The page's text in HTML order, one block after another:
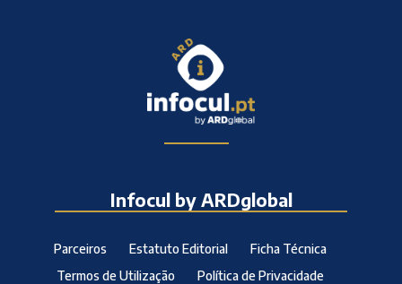
Infocul by ARDglobal
Parceiros Estatuto Editorial
Ficha Técnica
Termos de Utilização
Política de Privacidade